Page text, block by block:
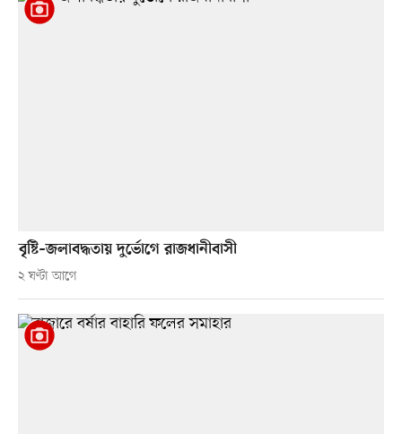
বৃষ্টি–জলাবদ্ধতায় দুর্ভোগে রাজধানীবাসী
২ ঘণ্টা আগে